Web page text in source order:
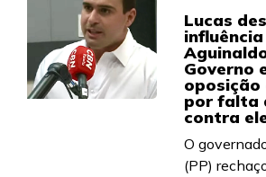
Lucas
Governo
oposição
por falta
contra
O
(PP)